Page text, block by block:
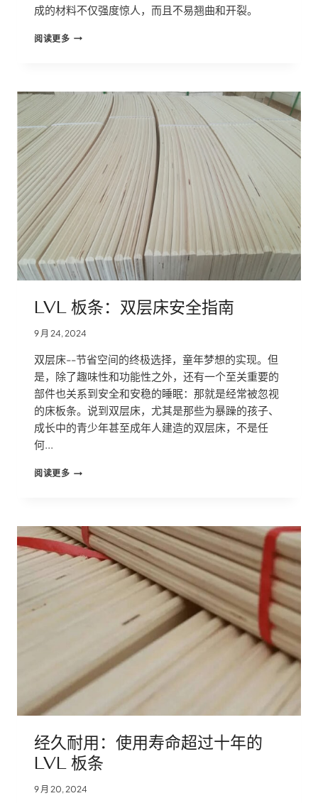
成的材料不仅强度惊人，而且不易翘曲和开裂。
阅读更多 LVL
应
用
和
定
价
终
极
指
南
LVL 板条：双层床安全指南
9 月 24, 2024
双层床--节省空间的终极选择，童年梦想的实现。但
是，除了趣味性和功能性之外，还有一个至关重要的
部件也关系到安全和安稳的睡眠：那就是经常被忽视
的床板条。说到双层床，尤其是那些为暴躁的孩子、
成长中的青少年甚至成年人建造的双层床，不是任
何...
阅读更多LVL
层
床
安
全
经久耐用：使用寿命超过十年的
LVL 板条
9 月 20, 2024